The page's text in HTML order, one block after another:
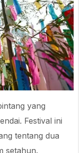
yang
Festival ini
tentang dua
setahun.